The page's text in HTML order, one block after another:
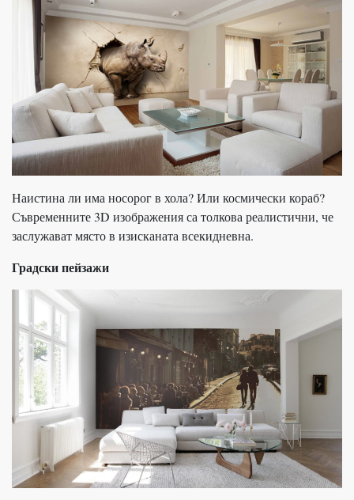
Наистина ли има носорог в хола? Или космически кораб?
Съвременните 3D изображения са толкова реалистични, че
заслужават място в изисканата всекидневна.
Градски пейзажи